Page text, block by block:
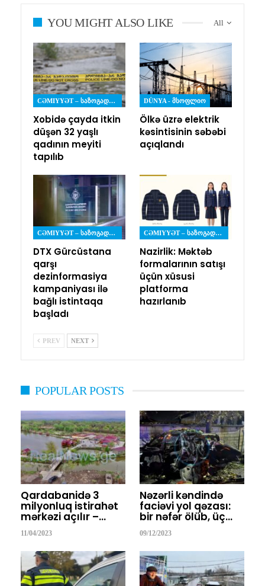
All
YOU MIGHT ALSO LIKE
CƏMIYYƏT – ᲡᲐᲖᲝᲒᲐᲓᲝᲔᲑᲐ
Xobidə çayda itkin
düşən 32 yaşlı
qadının meyiti
tapılıb
DÜNYA - ᲛᲡᲝᲤᲚᲘᲝ
Ölkə üzrə elektrik
kəsintisinin səbəbi
açıqlandı
CƏMIYYƏT – ᲡᲐᲖᲝᲒᲐᲓᲝᲔᲑᲐ
DTX Gürcüstana
qarşı
dezinformasiya
kampaniyası ilə
bağlı istintaqa
başladı
CƏMIYYƏT – ᲡᲐᲖᲝᲒᲐᲓᲝᲔᲑᲐ
Nazirlik: Məktəb
formalarının satışı
üçün xüsusi
platforma
hazırlanıb
PREV NEXT
POPULAR POSTS
Qardabanidə 3
milyonluq istirahət
mərkəzi açılır –…
11/04/2023
Nəzərli kəndində
faciəvi yol qəzası:
bir nəfər ölüb, üç…
09/12/2023